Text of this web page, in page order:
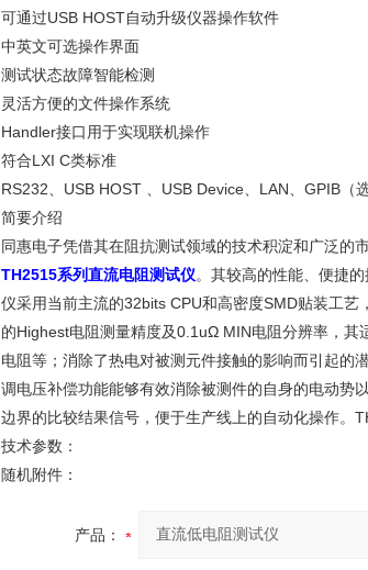
可通过USB HOST自动升级仪器操作软件
中英文可选操作界面
测试状态故障智能检测
灵活方便的文件操作系统
Handler接口用于实现联机操作
符合LXI C类标准
RS232、USB HOST 、USB Device、LAN、GPIB（
简要介绍
同惠电子凭借其在阻抗测试领域的技术积淀和广泛的
TH2515系列直流电阻测试仪。其较高的性能、便捷
仪采用当前主流的32bits CPU和高密度SMD贴装工
的Highest电阻测量精度及0.1uΩ MIN电阻分辨率，
电阻等；消除了热电对被测元件接触的影响而引起的
调电压补偿功能能够有效消除被测件的自身的电动势
边界的比较结果信号，便于生产线上的自动化操作。
技术参数：
随机附件：
产品：